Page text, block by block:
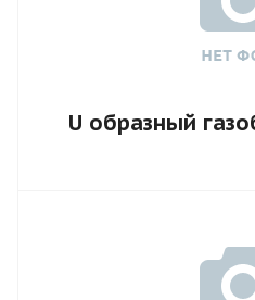
U образный